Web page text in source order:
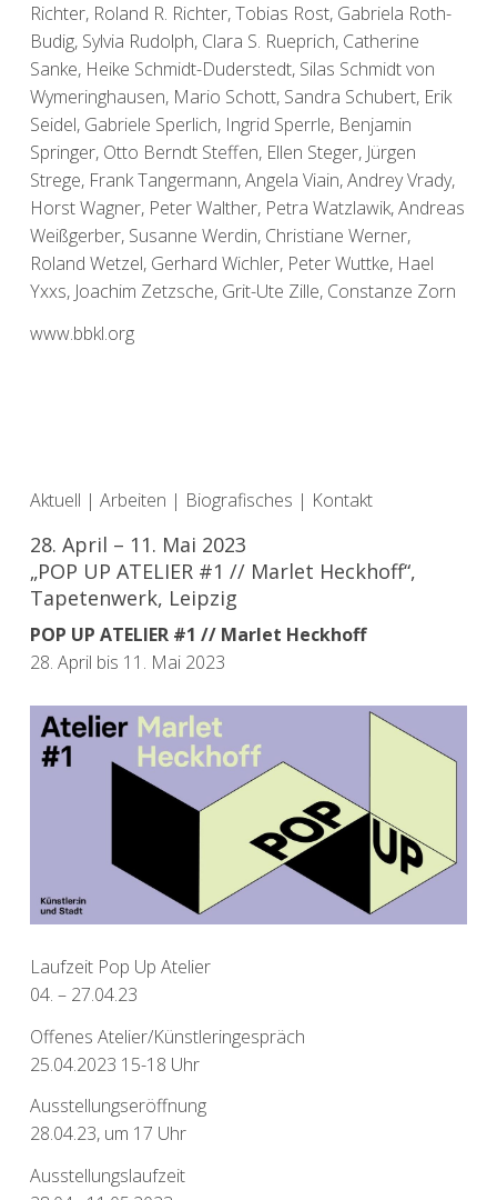
Richter, Roland R. Richter, Tobias Rost, Gabriela Roth-
Budig, Sylvia Rudolph, Clara S. Rueprich, Catherine
Sanke, Heike Schmidt-Duderstedt, Silas Schmidt von
Wymeringhausen, Mario Schott, Sandra Schubert, Erik
Seidel, Gabriele Sperlich, Ingrid Sperrle, Benjamin
Springer, Otto Berndt Steffen, Ellen Steger, Jürgen
Strege, Frank Tangermann, Angela Viain, Andrey Vrady,
Horst Wagner, Peter Walther, Petra Watzlawik, Andreas
Weißgerber, Susanne Werdin, Christiane Werner,
Roland Wetzel, Gerhard Wichler, Peter Wuttke, Hael
Yxxs, Joachim Zetzsche, Grit-Ute Zille, Constanze Zorn
www.bbkl.org
Aktuell | Arbeiten | Biografisches | Kontakt
28. April – 11. Mai 2023
„POP UP ATELIER #1 // Marlet Heckhoff“,
Tapetenwerk, Leipzig
POP UP ATELIER #1 // Marlet Heckhoff
28. April bis 11. Mai 2023
Laufzeit Pop Up Atelier
04. – 27.04.23
Offenes Atelier/Künstleringespräch
25.04.2023 15-18 Uhr
Ausstellungseröffnung
28.04.23, um 17 Uhr
Ausstellungslaufzeit